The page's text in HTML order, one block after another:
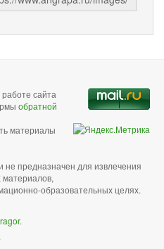
сайта
обратной
материалы
не предназначен для извлечения
материалов,
образовательных целях.
.